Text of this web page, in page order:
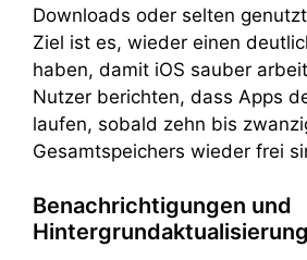
Downloads oder selten
Ziel ist es, wieder einen
haben, damit iOS sauber
Nutzer berichten, dass Apps
laufen, sobald zehn bis
Gesamtspeichers wieder frei
Benachrichtigungen und